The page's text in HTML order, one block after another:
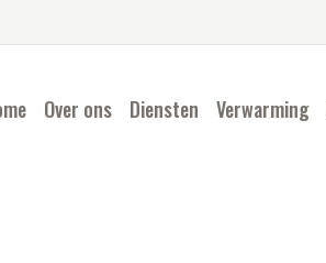
Over ons Diensten Verwarming